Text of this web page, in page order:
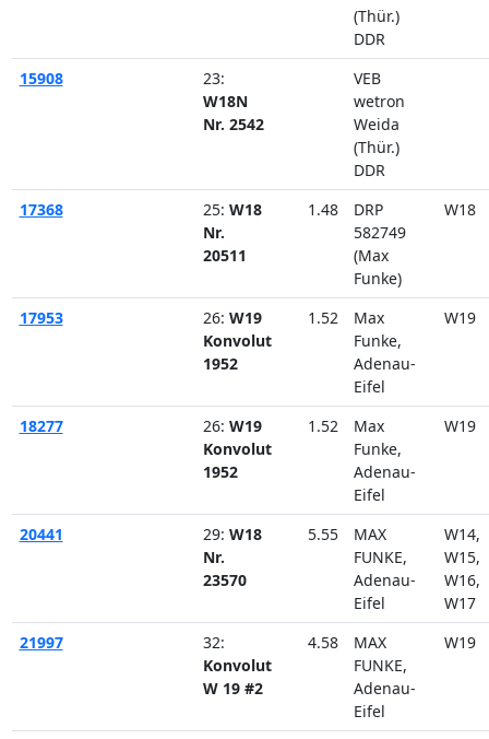
(Thür.)
DDR
15908
23:
W18N
Nr. 2542
VEB
wetron
Weida
(Thür.)
DDR
17368
25: W18
Nr.
20511
1.48
DRP
582749
(Max
Funke)
W18
17953 26: W19
Konvolut
1952
1.52
Max
Funke,
Adenau-
Eifel
W19
18277 26: W19
Konvolut
1952
1.52
Max
Funke,
Adenau-
Eifel
W19
20441 29: W18
Nr.
23570
5.55
MAX
FUNKE,
Adenau-
Eifel
W14
W15
W16
W17
21997
32:
Konvolut
W 19 #2
4.58
MAX
FUNKE,
Adenau-
Eifel
W19